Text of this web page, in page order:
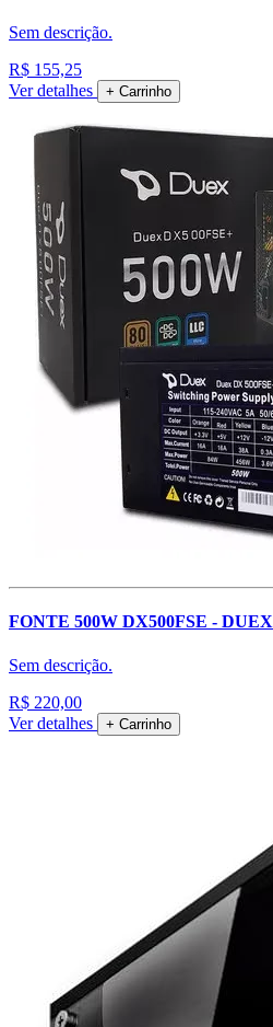
Sem descrição.
R$ 155,25
Ver detalhes
+ Carrinho
FONTE 500W DX500FSE - DUEX
Sem descrição.
R$ 220,00
Ver detalhes
+ Carrinho